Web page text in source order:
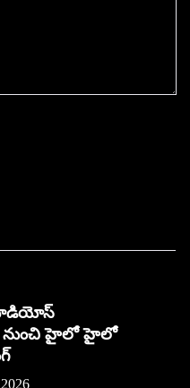
నుంచి హైలో హైలో